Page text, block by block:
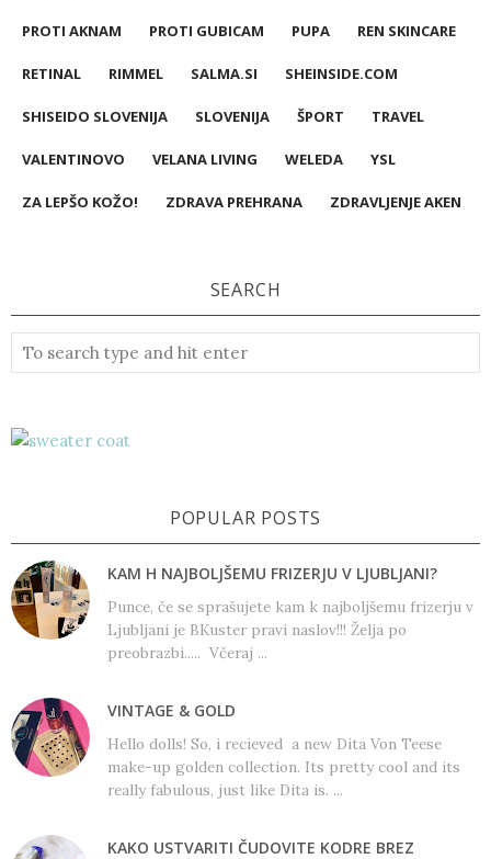
PROTI AKNAM PROTI GUBICAM PUPA REN SKINCARE
RETINAL RIMMEL SALMA.SI SHEINSIDE.COM
SHISEIDO SLOVENIJA SLOVENIJA ŠPORT TRAVEL
VALENTINOVO VELANA LIVING WELEDA YSL
ZA LEPŠO KOŽO! ZDRAVA PREHRANA ZDRAVLJENJE AKEN
SEARCH
POPULAR POSTS
KAM H NAJBOLJŠEMU FRIZERJU V LJUBLJANI?
Punce, če se sprašujete kam k najboljšemu frizerju v
Ljubljani je BKuster pravi naslov!!! Želja po
preobrazbi..... Včeraj ...
VINTAGE & GOLD
Hello dolls! So, i recieved a new Dita Von Teese
make-up golden collection. Its pretty cool and its
really fabulous, just like Dita is. ...
KAKO USTVARITI ČUDOVITE KODRE BREZ